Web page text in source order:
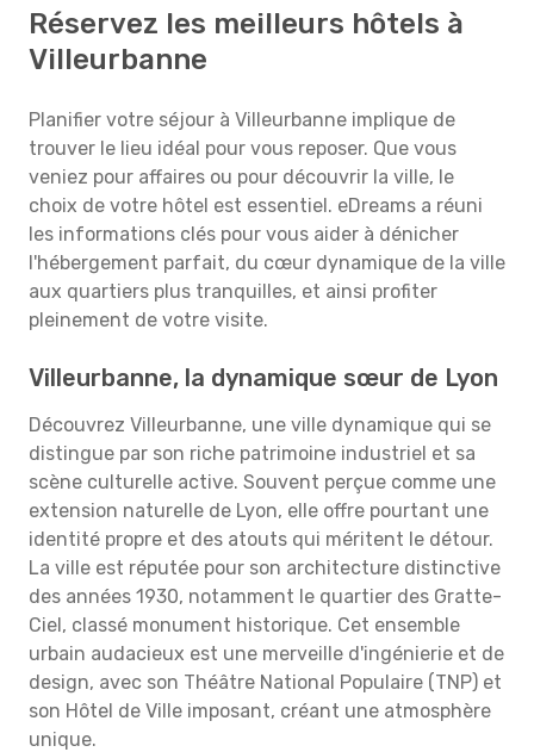
Réservez les meilleurs hôtels à
Villeurbanne
Planifier votre séjour à Villeurbanne implique de
trouver le lieu idéal pour vous reposer. Que vous
veniez pour affaires ou pour découvrir la ville, le
choix de votre hôtel est essentiel. eDreams a réuni
les informations clés pour vous aider à dénicher
l'hébergement parfait, du cœur dynamique de la ville
aux quartiers plus tranquilles, et ainsi profiter
pleinement de votre visite.
Villeurbanne, la dynamique sœur de Lyon
Découvrez Villeurbanne, une ville dynamique qui se
distingue par son riche patrimoine industriel et sa
scène culturelle active. Souvent perçue comme une
extension naturelle de Lyon, elle offre pourtant une
identité propre et des atouts qui méritent le détour.
La ville est réputée pour son architecture distinctive
des années 1930, notamment le quartier des Gratte-
Ciel, classé monument historique. Cet ensemble
urbain audacieux est une merveille d'ingénierie et de
design, avec son Théâtre National Populaire (TNP) et
son Hôtel de Ville imposant, créant une atmosphère
unique.